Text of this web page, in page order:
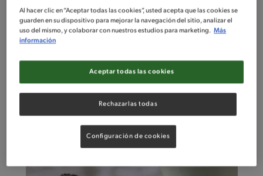
Al hacer clic en “Aceptar todas las cookies”, usted acepta que las cookies se
guarden en su dispositivo para mejorar la navegación del sitio, analizar el
uso del mismo, y colaborar con nuestros estudios para marketing. Más
información
Rechazarlas todas
Aceptar todas las cookies
Configuración de cookies